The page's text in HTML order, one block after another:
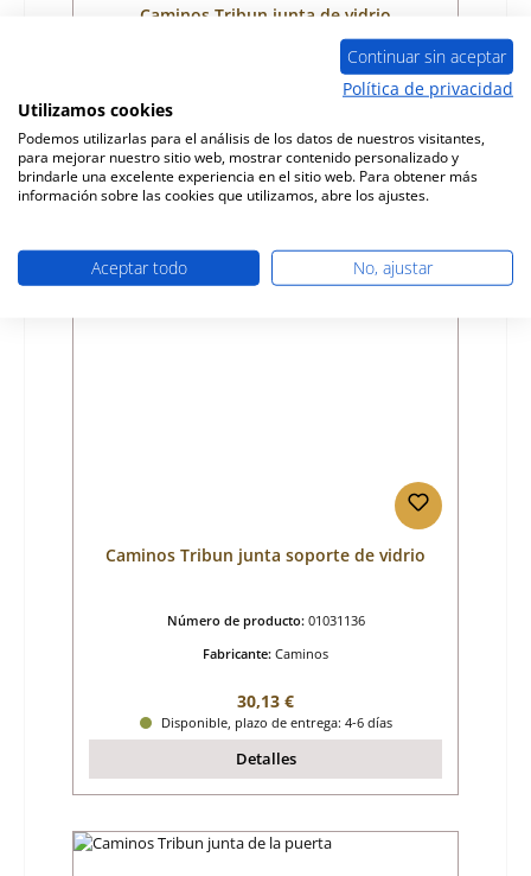
Caminos Tribun junta de vidrio
01030964
Precio normal:
42,17 €
Disponible, plazo de entrega: 4-6 días
Caminos Tribun junta soporte de vidrio
Número de producto: 01031136
Fabricante: Caminos
Precio normal:
30,13 €
Disponible, plazo de entrega: 4-6 días
Detalles
Continuar sin aceptar
Política de privacidad
Utilizamos cookies
Podemos utilizarlas para el análisis de los datos de nuestros visitantes,
para mejorar nuestro sitio web, mostrar contenido personalizado y
brindarle una excelente experiencia en el sitio web. Para obtener más
información sobre las cookies que utilizamos, abre los ajustes.
Aceptar todo No, ajustar